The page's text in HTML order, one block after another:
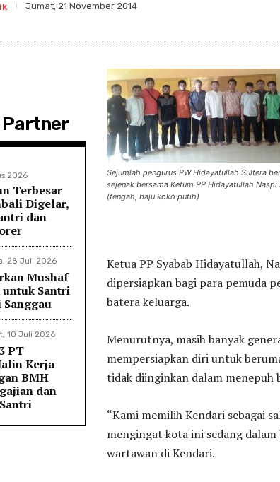
Jumat, 21 November 2014
2026
Terbesar
Digelar,
dan
28 Juli 2026
Mushaf
untuk Santri
10 Juli 2026
PT
Kerja
BMH
dan
Sejumlah pengurus PW Hidayatullah Sultera
sejenak bersama Ketum PP Hidayatullah Naspi
(tengah, baju koko putih)
Ketua PP Syabab Hidayatullah,
dipersiapkan bagi para pemuda
batera keluarga.
Menurutnya, masih banyak
mempersiapkan diri untuk
tidak diinginkan dalam menepuh
“Kami memilih Kendari sebagai
mengingat kota ini sedang dalam
wartawan di Kendari.